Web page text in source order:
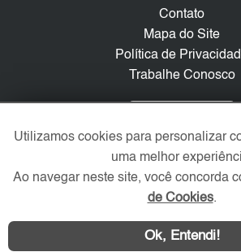
Contato
Mapa do Site
Política de
Trabalhe Conosco
Redes Sociais
Utilizamos cookies para personalizar
uma melhor
Ao navegar neste site, você concorda
de Cookies.
Ok, Entendi!